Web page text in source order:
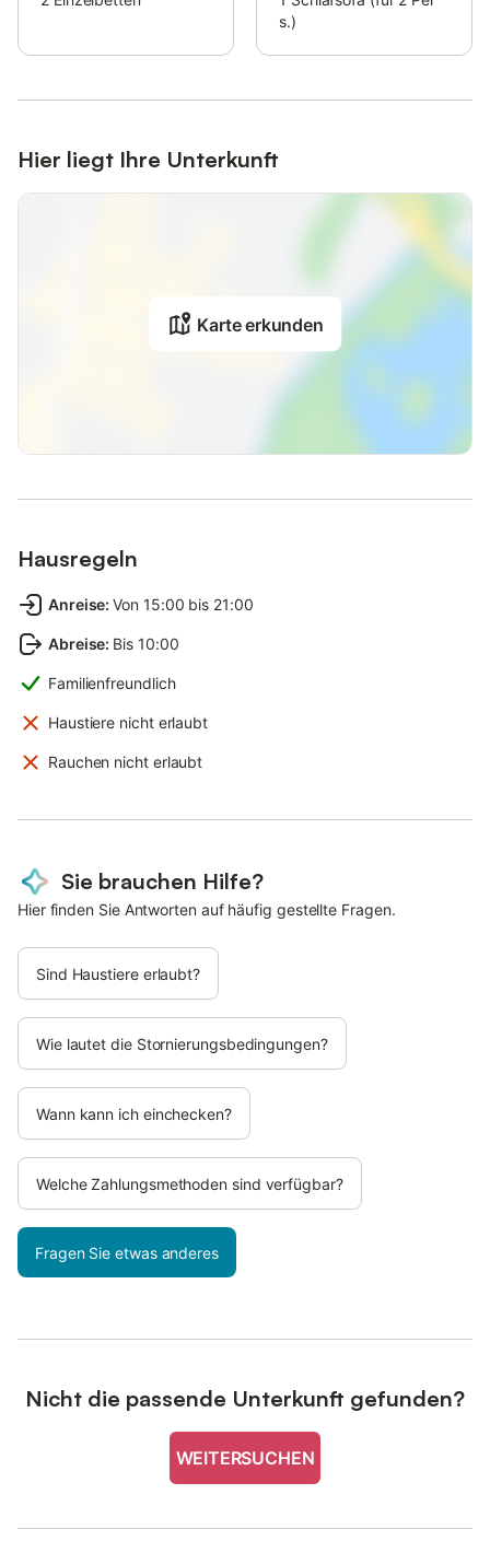
Bitte füllen Sie nach der Buchung das Holidu-Kontaktformular,
das Ihnen per E-Mail zugesandt wird, vollständig aus und geben
s.)
Hier liegt Ihre Unterkunft
Karte erkunden
Hausregeln
Anreise: Von 15:00 bis 21:00
Abreise: Bis 10:00
Familienfreundlich
Haustiere nicht erlaubt
Rauchen nicht erlaubt
Sie brauchen Hilfe?
Hier finden Sie Antworten auf häufig gestellte Fragen.
Sind Haustiere erlaubt?
Wie lautet die Stornierungsbedingungen?
Wann kann ich einchecken?
Welche Zahlungsmethoden sind verfügbar?
Fragen Sie etwas anderes
Nicht die passende Unterkunft gefunden?
WEITERSUCHEN